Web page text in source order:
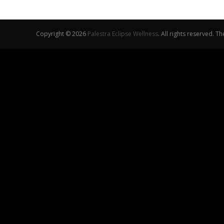
Copyright © 2026 Palestra Eclipse Wellness. All rights reserved.